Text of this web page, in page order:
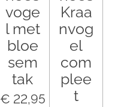
voge
l met
bloe
sem
tak
€ 22,95
Kraa
nvog
el
com
plee
t